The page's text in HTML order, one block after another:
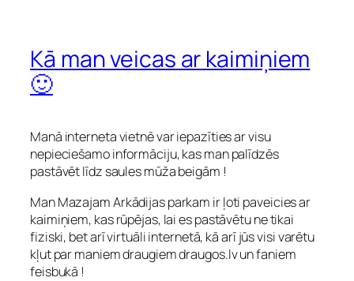
Kā man veicas ar kaimiņiem
🙂
Manā interneta vietnē var iepazīties ar visu
nepieciešamo informāciju, kas man palīdzēs
pastāvēt līdz saules mūža beigām !
Man Mazajam Arkādijas parkam ir ļoti paveicies ar
kaimiņiem, kas rūpējas, lai es pastāvētu ne tikai
fiziski, bet arī virtuāli internetā, kā arī jūs visi varētu
kļut par maniem draugiem draugos.lv un faniem
feisbukā !